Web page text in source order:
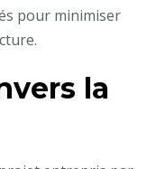
pour minimiser
la